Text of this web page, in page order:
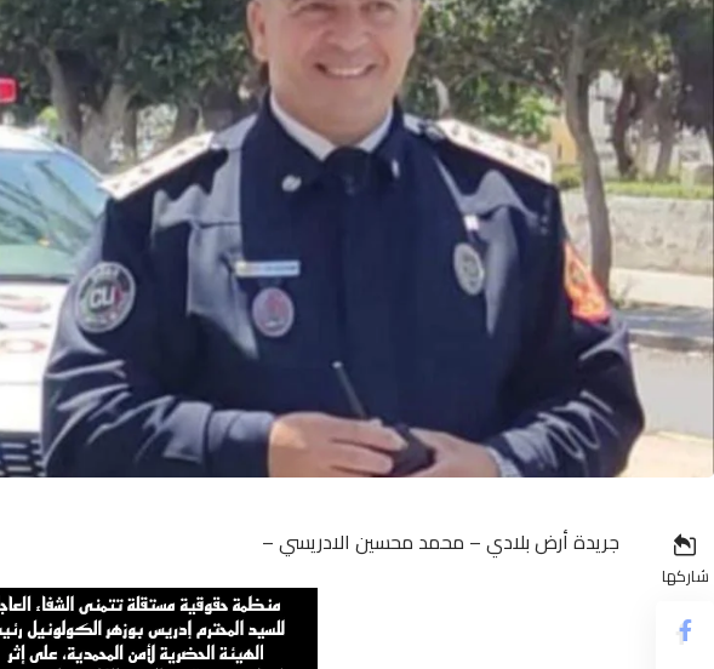
شاركها
جريدة أرض بلادي – محمد محسين الادريسي –